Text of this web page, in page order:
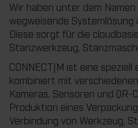
Wir haben unter dem Namen
wegweisende
Diese sorgt für die
Stanzwerkzeug,
CONNECT|M ist eine
kombiniert mit
Kameras, Sensoren und QR-
Produktion eines
Verbindung von Werkzeug,